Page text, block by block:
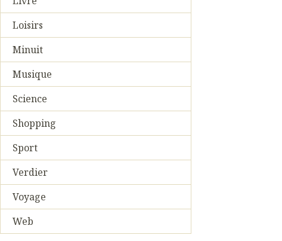
Loisirs
Minuit
Musique
Science
Shopping
Sport
Verdier
Voyage
Web